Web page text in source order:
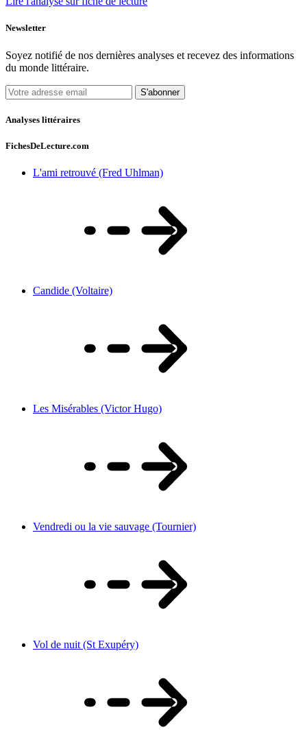
Newsletter
Soyez notifié de nos dernières analyses et recevez des informations
du monde littéraire.
S'abonner
Analyses littéraires
FichesDeLecture.com
L'ami retrouvé (Fred Uhlman)
Candide (Voltaire)
Les Misérables (Victor Hugo)
Vendredi ou la vie sauvage (Tournier)
Vol de nuit (St Exupéry)